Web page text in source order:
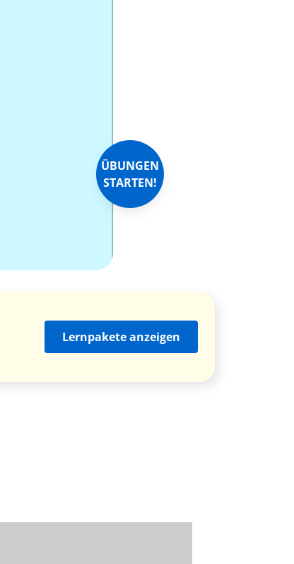
ÜBUNGEN
STARTEN!
Lernpakete anzeigen